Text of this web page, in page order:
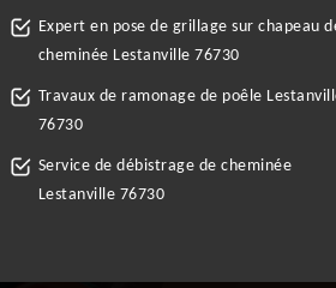
Expert en pose de grillage sur chapeau
cheminée Lestanville 76730
Travaux de ramonage de poêle
76730
Service de débistrage de cheminée
Lestanville 76730